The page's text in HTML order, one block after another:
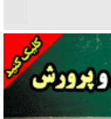
رهبر شهید را